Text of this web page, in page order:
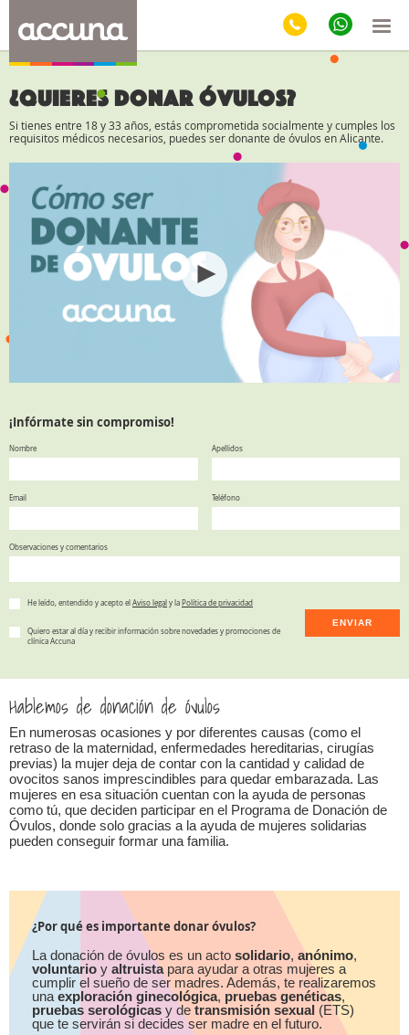
¿QUIERES DONAR ÓVULOS?
Si tienes entre 18 y 33 años, estás comprometida socialmente y cumples los
requisitos médicos necesarios, puedes ser donante de óvulos en Alicante.
¡Infórmate sin compromiso!
Nombre Apellidos
Email Teléfono
Observaciones y comentarios
He leído, entendido y acepto el Aviso legal y la Política de privacidad
Quiero estar al día y recibir información sobre novedades y promociones de
clínica Accuna
ENVIAR
Hablemos de donación de óvulos
En numerosas ocasiones y por diferentes causas (como el
retraso de la maternidad, enfermedades hereditarias, cirugías
previas) la mujer deja de contar con la cantidad y calidad de
ovocitos sanos imprescindibles para quedar embarazada. Las
mujeres en esa situación cuentan con la ayuda de personas
como tú, que deciden participar en el Programa de Donación de
Óvulos, donde solo gracias a la ayuda de mujeres solidarias
pueden conseguir formar una familia.
¿Por qué es importante donar óvulos?
La donación de óvulos es un acto solidario, anónimo,
voluntario y altruista para ayudar a otras mujeres a
cumplir el sueño de ser madres. Además, te realizaremos
una exploración ginecológica, pruebas genéticas,
pruebas serológicas y de transmisión sexual (ETS)
que te servirán si decides ser madre en el futuro.